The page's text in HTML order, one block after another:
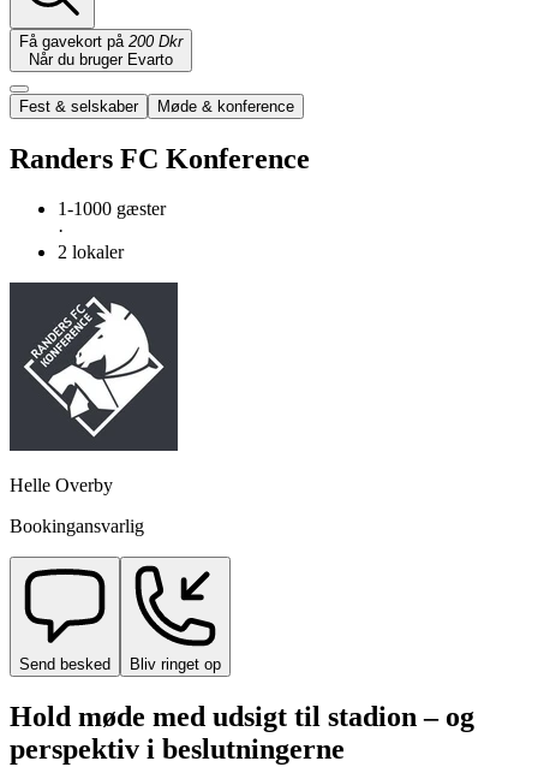
Få gavekort på 200 Dkr
Når du bruger Evarto
Fest & selskaber Møde & konference
Randers FC Konference
1-1000 gæster
·
2 lokaler
Helle Overby
Bookingansvarlig
Send besked Bliv ringet op
Hold møde med udsigt til stadion – og
perspektiv i beslutningerne